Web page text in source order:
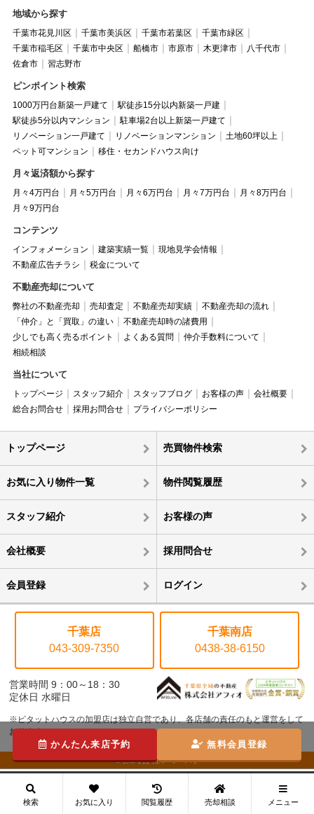
地域から探す
千葉市花見川区 千葉市美浜区 千葉市若葉区
千葉市緑区
千葉市稲毛区
千葉市中央区 船橋市 市原市 木更津市
八千代市
佐倉市
習志野市
ピンポイント検索
1000万円台新築一戸建て
駅徒歩15分以内新築一戸建
駅徒歩5分以内マンション
駐車場2台以上新築一戸建て
リノベーション一戸建て
リノベーションマンション
土地60坪以上
ペット可マンション
移住・セカンドハウス向け
月々返済額から探す
月々4万円台 月々5万円台 月々6万円台 月々7万円台
月々8万円台
月々9万円台
コンテンツ
インフォメーション 建築実績一覧
現地見学会情報
不動産広告チラシ
税金について
不動産売却について
弊社の不動産売却 売却査定 不動産売却実績
不動産売却の流れ
「仲介」と「買取」の違い
不動産売却時の諸費用
少しでも高く売るポイント
よくある質問
仲介手数料について
相続相談
当社について
トップページ スタッフ紹介 スタッフブログ お客様の声
会社概要
総合お問合せ
採用お問合せ プライバシーポリシー
トップページ 売買物件検索
お気に入り物件一覧 物件閲覧履歴
スタッフ紹介 お客様の声
会社概要 採用問合せ
会員登録 ログイン
千葉店
043-309-7350
千葉南店
0438-38-6150
営業時間 9：00～18：30
定休日 水曜日
※ピタットハウスの加盟店は独立自営であり、各店舗の責任のもと運営をして
おります。
©株式会社アフィオ
かんたん来店予約 無料会員登録
検索 お気に入り 閲覧履歴 売却相談 メニュー